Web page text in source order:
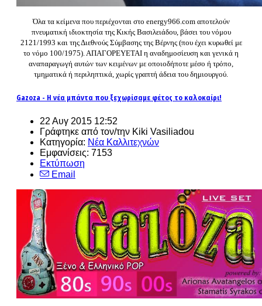
Όλα τα κείμενα που περιέχονται στο energy966.com αποτελούν
πνευματική ιδιοκτησία της Κικής Βασιλειάδου, βάσει του νόμου
2121/1993 και της Διεθνούς Σύμβασης της Βέρνης (που έχει κυρωθεί με
το νόμο 100/1975). ΑΠΑΓΟΡΕΥΕΤΑΙ η αναδημοσίευση και γενικά η
αναπαραγωγή αυτών των κειμένων με οποιοδήποτε μέσο ή τρόπο,
τμηματικά ή περιληπτικά, χωρίς γραπτή άδεια του δημιουργού.
Gazoza - Η νέα μπάντα που ξεχωρίσαμε φέτος το καλοκαίρι!
22 Αυγ 2015 12:52
Γράφτηκε από τον/την Kiki Vasiliadou
Κατηγορία: Νέα Καλλιτεχνών
Εμφανίσεις: 7153
Εκτύπωση
Email